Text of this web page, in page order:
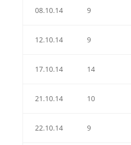
08.10.14 9
12.10.14 9
17.10.14 14
21.10.14 10
22.10.14 9